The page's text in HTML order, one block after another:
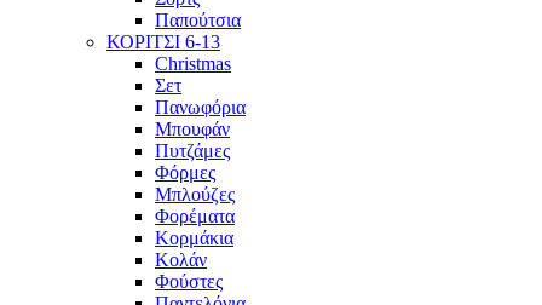
Παπούτσια
ΚΟΡΙΤΣΙ 6-13
Christmas
Σετ
Πανωφόρια
Μπουφάν
Πυτζάμες
Φόρμες
Μπλούζες
Φορέματα
Κορμάκια
Κολάν
Φούστες